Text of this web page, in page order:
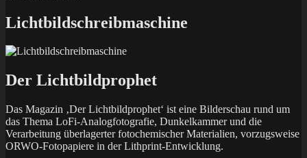
Lichtbildschreibmaschine
Der Lichtbildprophet
Das Magazin ‚Der Lichtbildprophet‘ ist eine Bilderschau rund um
das Thema LoFi-Analogfotografie, Dunkelkammer und die
Verarbeitung überlagerter fotochemischer Materialien, vorzugsweise
ORWO-Fotopapiere in der Lithprint-Entwicklung.